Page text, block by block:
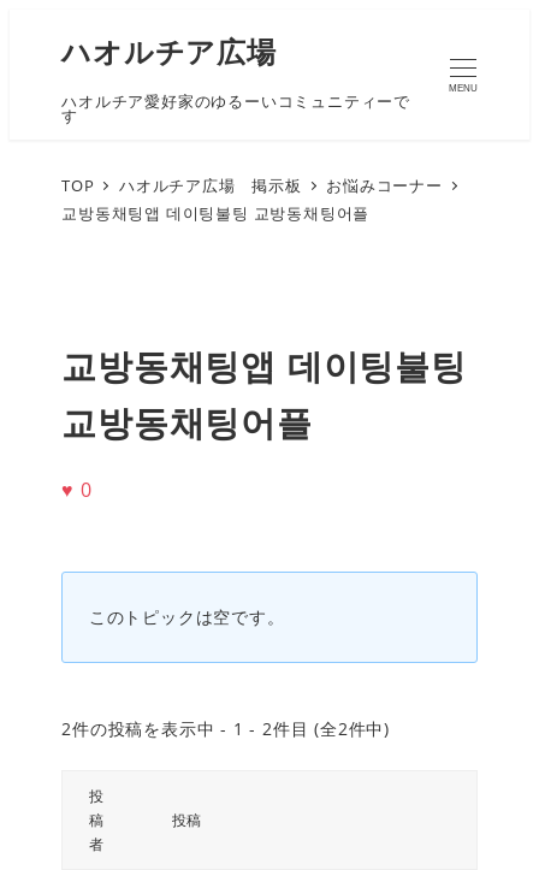
ハオルチア広場
ハオルチア愛好家のゆるーいコミュニティーで
す
MENU
TOP ハオルチア広場 掲示板
お悩みコーナー
교방동채팅앱 데이팅불팅 교방동채팅어플
교방동채팅앱 데이팅불팅
교방동채팅어플
♥ 0
このトピックは空です。
2件の投稿を表示中 - 1 - 2件目 (全2件中)
投
稿
者
投稿